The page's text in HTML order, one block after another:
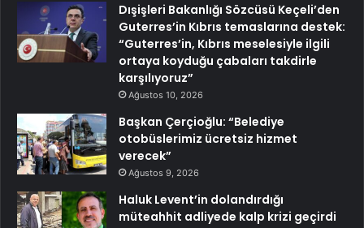
Dışişleri Bakanlığı Sözcüsü Keçeli’den
Guterres’in Kıbrıs temaslarına destek:
“Guterres’in, Kıbrıs meselesiyle ilgili
ortaya koyduğu çabaları takdirle
karşılıyoruz”
Ağustos 10, 2026
Başkan Çerçioğlu: “Belediye
otobüslerimiz ücretsiz hizmet
verecek”
Ağustos 9, 2026
Haluk Levent’in dolandırdığı
müteahhit adliyede kalp krizi geçirdi